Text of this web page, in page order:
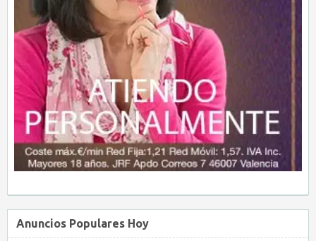
Anuncios Populares Hoy